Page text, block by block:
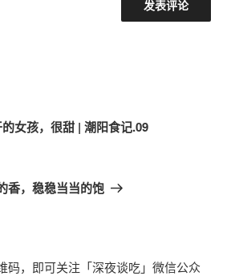
女孩，很甜 | 潮阳食记.09
香，稳稳当当的饱
码，即可关注「深夜谈吃」微信公众